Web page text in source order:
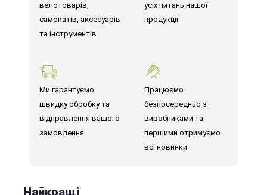
велотоварів,
самокатів, аксесуарів
та інструментів
усіх питань нашої
продукції
Ми гарантуємо
швидку обробку та
відправлення вашого
замовлення
Працюємо
безпосередньо з
виробниками та
першими отримуємо
всі новинки